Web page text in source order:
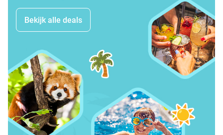
Bekijk alle deals